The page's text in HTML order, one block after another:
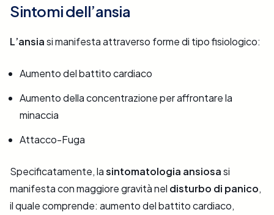
Sintomi dell’ansia
L’ansiasi manifesta attraverso forme di tipo fisiologico:
Aumento del battito cardiaco
Aumento della concentrazione per affrontare la
minaccia
Attacco-Fuga
Specificatamente, lasintomatologia ansiosasi
manifesta con maggiore gravità nel disturbo di panico,
il quale comprende: aumento del battito cardiaco,